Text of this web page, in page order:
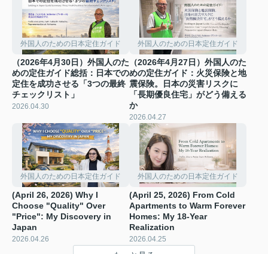
外国人のための日本定住ガイド
（2026年4月30日）外国人のた
めの定住ガイド総括：日本での
定住を成功させる「3つの最終
チェックリスト」
2026.04.30
外国人のための日本定住ガイド
（2026年4月27日）外国人のた
めの定住ガイド：火災保険と地
震保険。日本の災害リスクに
「長期優良住宅」がどう備える
か
2026.04.27
外国人のための日本定住ガイド
(April 26, 2026) Why I
Choose "Quality" Over
"Price": My Discovery in
Japan
2026.04.26
外国人のための日本定住ガイド
(April 25, 2026) From Cold
Apartments to Warm Forever
Homes: My 18-Year
Realization
2026.04.25